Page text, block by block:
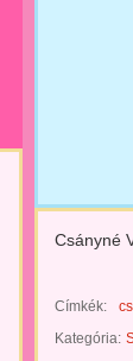
Csányné
Címkék:
Kategória: